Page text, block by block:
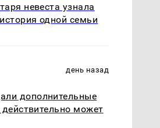
невеста узнала
одной семьи
день назад
дополнительные
действительно может